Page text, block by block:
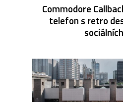
Commodore
telefon s retro